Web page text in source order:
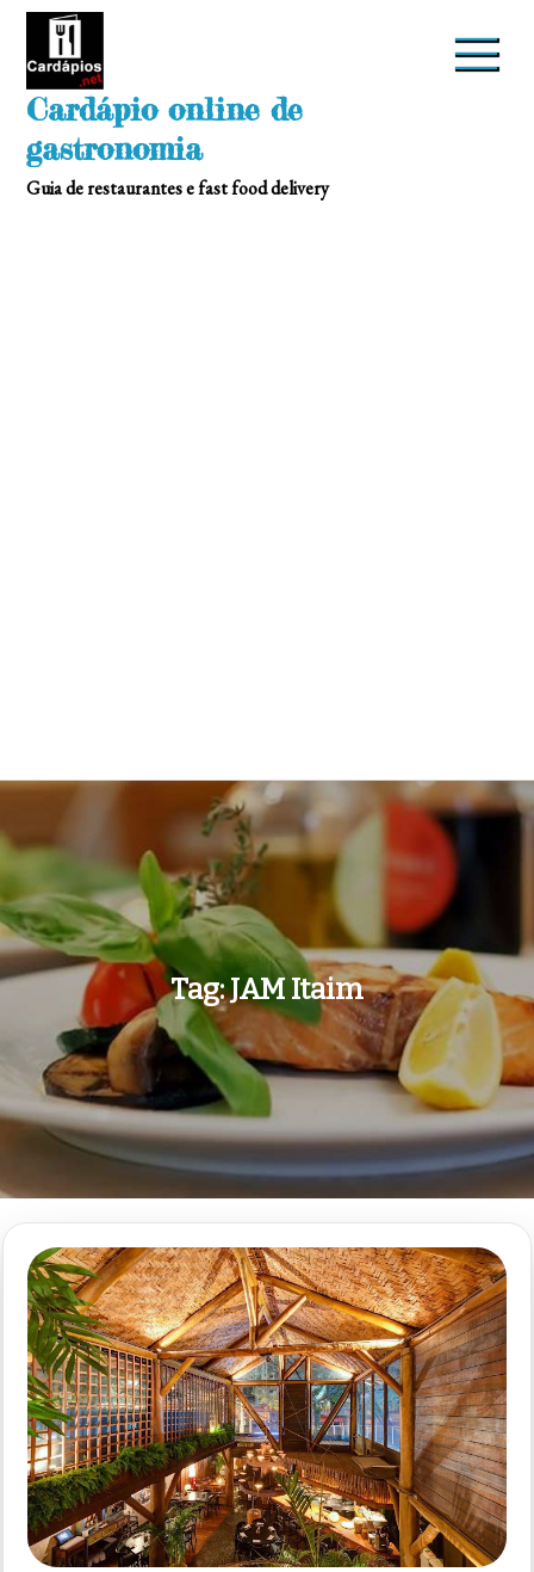
Skip
Cardápio online de
gastronomia
Guia de restaurantes e fast food delivery
Tag:JAM Itaim